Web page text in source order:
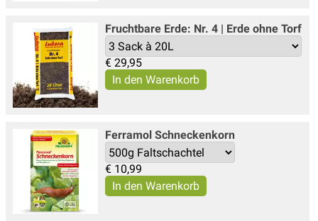
Fruchtbare Erde: Nr. 4 | Erde ohne Torf
€ 29,95
Ferramol Schneckenkorn
€ 10,99